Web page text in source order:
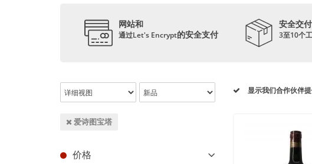
网站和
通过Let's Encrypt的安全支付
安全交付
3至10个
显示我们合作伙伴
爱诗图宝塔
价格